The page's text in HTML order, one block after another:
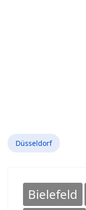
Düsseldorf
Bielefeld